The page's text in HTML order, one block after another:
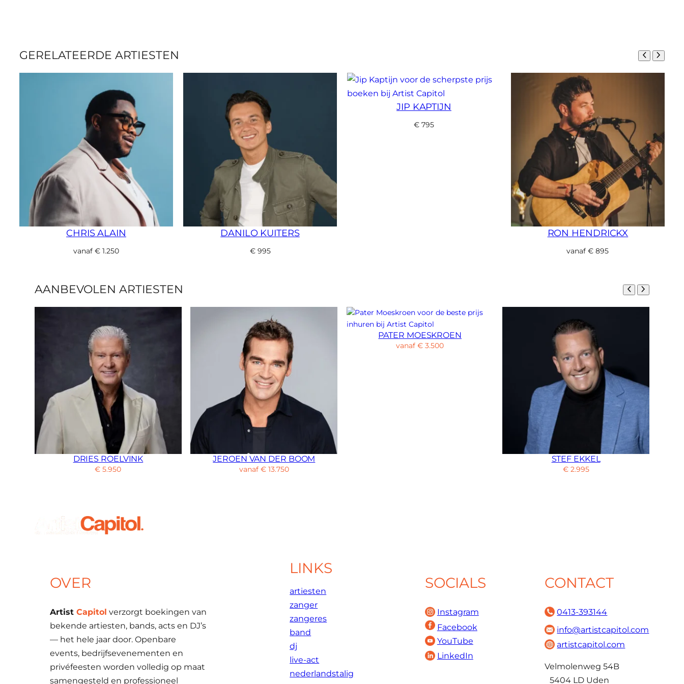
GERELATEERDE ARTIESTEN
CHRIS ALAIN
vanaf€ 1.250
DANILO KUITERS
€995
JIP KAPTIJN
€795
RON HENDRICKX
vanaf€ 895
AANBEVOLEN ARTIESTEN
DRIES ROELVINK
€ 5.950
JEROEN VAN DER BOOM
vanaf €13.750
PATER MOESKROEN
vanaf€ 3.500
STEF EKKEL
€2.995
OVER
Artist Capitol verzorgt boekingen van
bekende artiesten, bands, acts en DJ’s
— het hele jaar door. Openbare
events, bedrijfsevenementen en
privéfeesten worden volledig op maat
samengesteld en professioneel
LINKS
artiesten
zanger
zangeres
band
dj
live-act
nederlandstalig
SOCIALS
Instagram
Facebook
YouTube
LinkedIn
CONTACT
0413-393144
info@artistcapitol.com
artistcapitol.com
Velmolenweg 54B
5404 LD Uden